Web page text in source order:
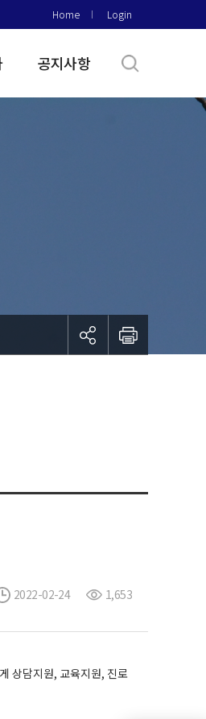
Home Login
공지사항
2022-02-24 1,653
상담지원, 교육지원, 진로